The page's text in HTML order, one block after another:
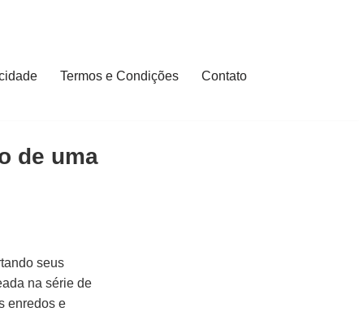
Termos e Condições
Contato
de uma
seus
na série de
enredos e